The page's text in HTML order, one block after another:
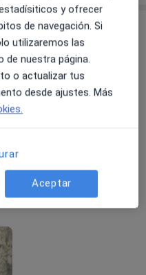
Net, 11, Palma de
de Salud en España
al grupo de
las mujeres al grupo de
tabáquica: dejar de
técnicas
y ofrecer
de navegación. Si
utilizaremos las
de nuestra página.
o actualizar tus
desde ajustes. Más
Aceptar